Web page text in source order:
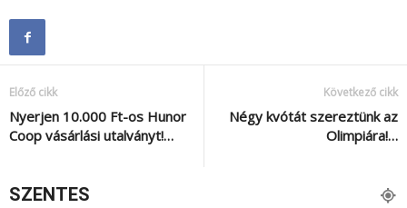
Előző cikk
Nyerjen 10.000 Ft-os Hunor
Coop vásárlási utalványt!…
Következő cikk
Négy kvótát szereztünk az
Olimpiára!…
SZENTES